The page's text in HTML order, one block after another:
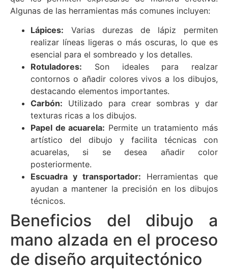
Algunas de las herramientas más comunes incluyen:
Lápices: Varias durezas de lápiz permiten
realizar líneas ligeras o más oscuras, lo que es
esencial para el sombreado y los detalles.
Rotuladores: Son ideales para realzar
contornos o añadir colores vivos a los dibujos,
destacando elementos importantes.
Carbón: Utilizado para crear sombras y dar
texturas ricas a los dibujos.
Papel de acuarela: Permite un tratamiento más
artístico del dibujo y facilita técnicas con
acuarelas, si se desea añadir color
posteriormente.
Escuadra y transportador: Herramientas que
ayudan a mantener la precisión en los dibujos
técnicos.
Beneficios del dibujo a
mano alzada en el proceso
de diseño arquitectónico